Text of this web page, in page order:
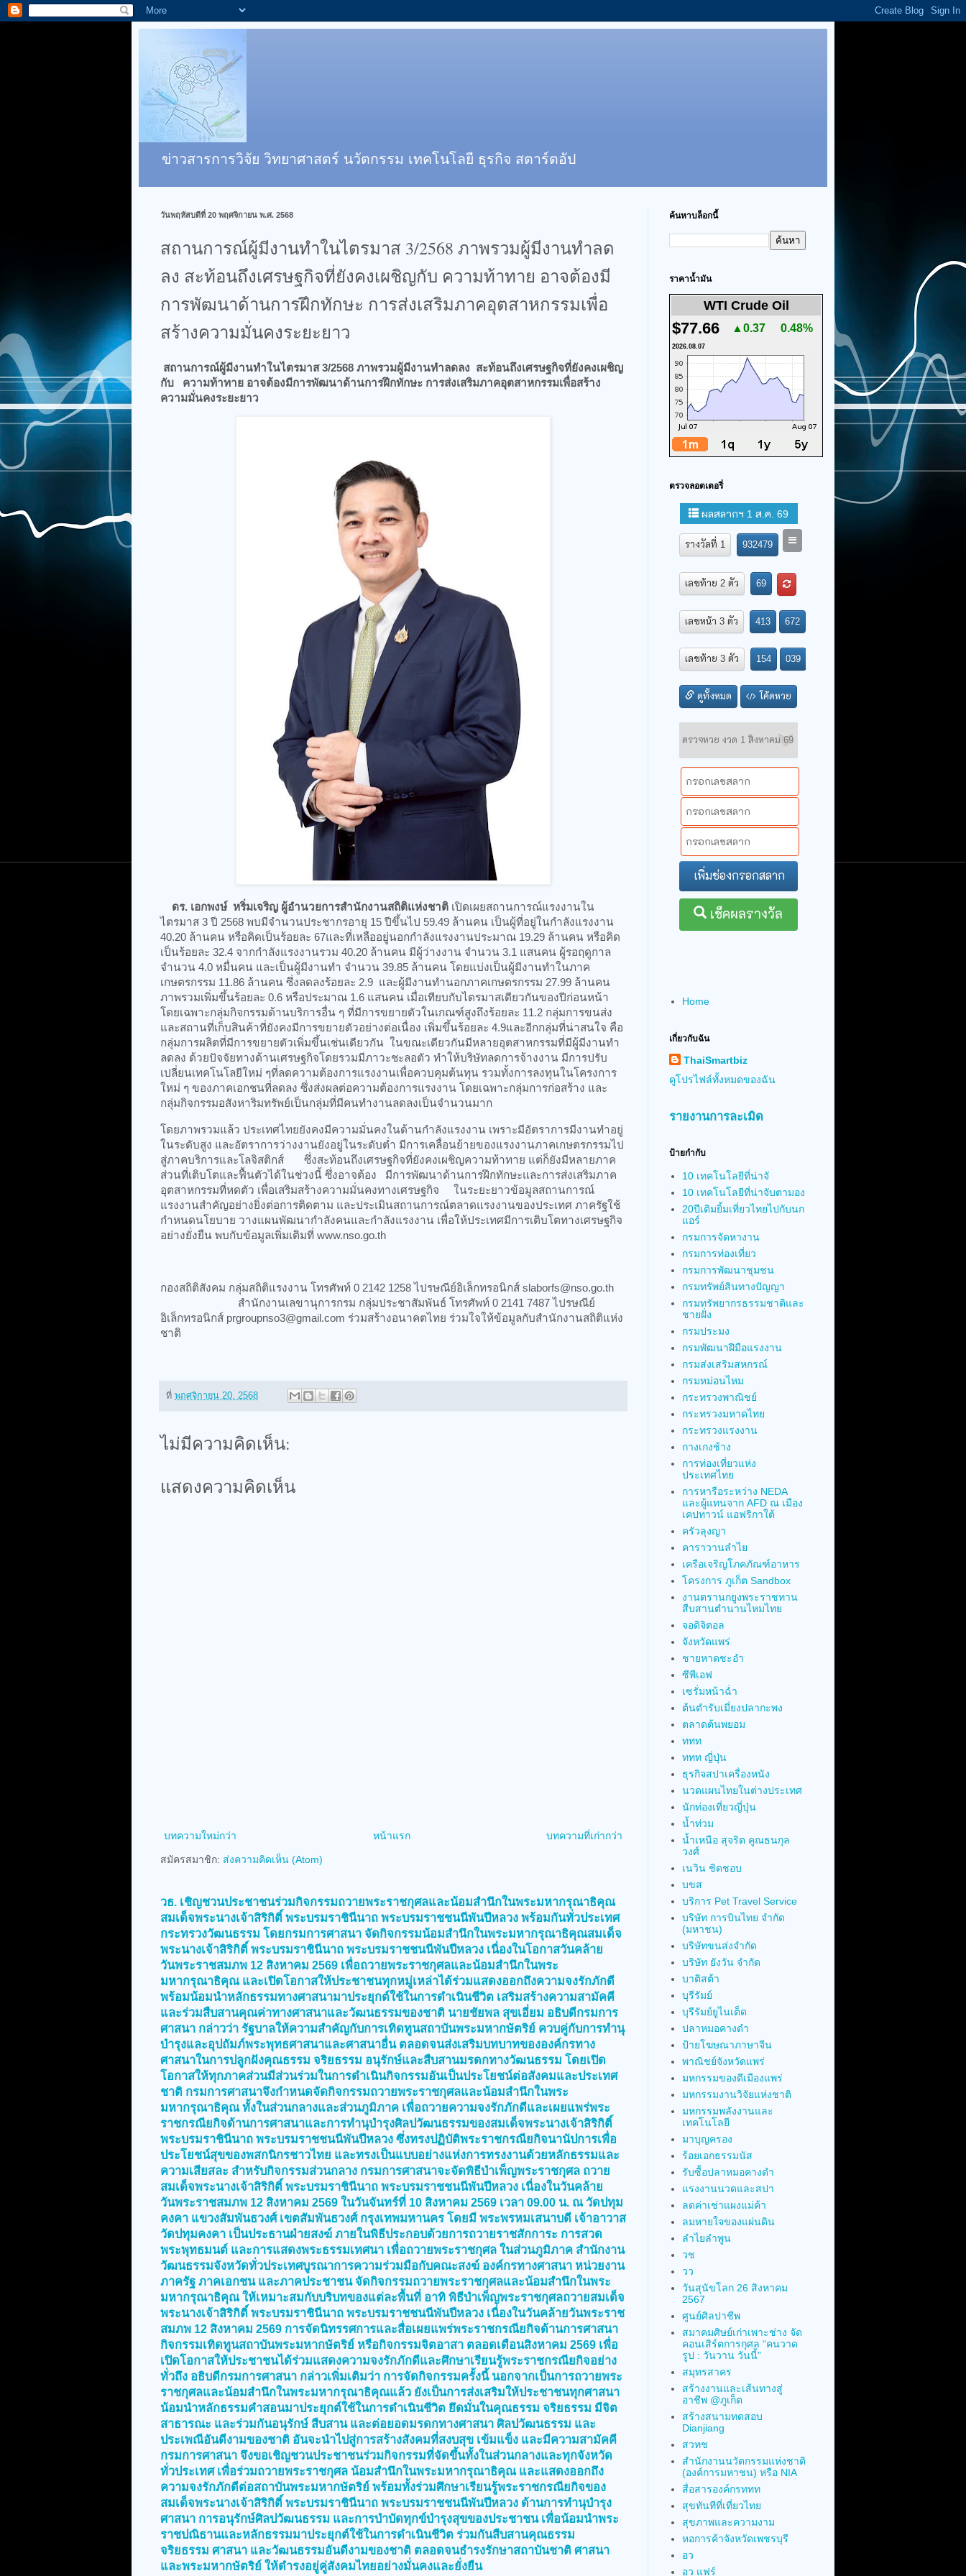
ข่าวสารการวิจัย วิทยาศาสตร์ นวัตกรรม เทคโนโลยี ธุรกิจ สตาร์ตอัป
วันพฤหัสบดีที่ 20 พฤศจิกายน พ.ศ. 2568
สถานการณ์ผู้มีงานทำในไตรมาส 3/2568 ภาพรวมผู้มีงานทำลด
ลง สะท้อนถึงเศรษฐกิจที่ยังคงเผชิญกับ ความท้าทาย อาจต้องมี
การพัฒนาด้านการฝึกทักษะ การส่งเสริมภาคอุตสาหกรรมเพื่อ
สร้างความมั่นคงระยะยาว
สถานการณ์ผู้มีงานทำในไตรมาส 3/2568 ภาพรวมผู้มีงานทำลดลง สะท้อนถึงเศรษฐกิจที่ยังคงเผชิญ
กับ ความท้าทาย อาจต้องมีการพัฒนาด้านการฝึกทักษะ การส่งเสริมภาคอุตสาหกรรมเพื่อสร้าง
ความมั่นคงระยะยาว
ดร. เอกพงษ์ หริ่มเจริญ ผู้อำนวยการสำนักงานสถิติแห่งชาติ เปิดเผยสถานการณ์แรงงานใน
ไตรมาส 3 ปี 2568 พบมีจำนวนประชากรอายุ 15 ปีขึ้นไป 59.49 ล้านคน เป็นผู้ที่อยู่ในกำลังแรงงาน
40.20 ล้านคน หรือคิดเป็นร้อยละ 67และที่เหลืออยู่นอกกำลังแรงงานประมาณ 19.29 ล้านคน หรือคิด
เป็นร้อยละ 32.4 จากกำลังแรงงานรวม 40.20 ล้านคน มีผู้ว่างงาน จำนวน 3.1 แสนคน ผู้รอฤดูกาล
จำนวน 4.0 หมื่นคน และเป็นผู้มีงานทำ จำนวน 39.85 ล้านคน โดยแบ่งเป็นผู้มีงานทำในภาค
เกษตรกรรม 11.86 ล้านคน ซึ่งลดลงร้อยละ 2.9 และผู้มีงานทำนอกภาคเกษตรกรรม 27.99 ล้านคน
ภาพรวมเพิ่มขึ้นร้อยละ 0.6 หรือประมาณ 1.6 แสนคน เมื่อเทียบกับไตรมาสเดียวกันของปีก่อนหน้า
โดยเฉพาะกลุ่มกิจกรรมด้านบริการอื่น ๆ ที่มีการขยายตัวในเกณฑ์สูงถึงร้อยละ 11.2 กลุ่มการขนส่ง
และสถานที่เก็บสินค้าที่ยังคงมีการขยายตัวอย่างต่อเนื่อง เพิ่มขึ้นร้อยละ 4.9และอีกกลุ่มที่น่าสนใจ คือ
กลุ่มการผลิตที่มีการขยายตัวเพิ่มขึ้นเช่นเดียวกัน ในขณะเดียวกันมีหลายอุตสาหกรรมที่มีผู้มีงานทำ
ลดลง ด้วยปัจจัยทางด้านเศรษฐกิจโดยรวมมีภาวะชะลอตัว ทำให้บริษัทลดการจ้างงาน มีการปรับ
เปลี่ยนเทคโนโลยีใหม่ ๆที่ลดความต้องการแรงงานเพื่อควบคุมต้นทุน รวมทั้งการลงทุนในโครงการ
ใหม่ ๆ ของภาคเอกชนที่ลดลง ซึ่งส่งผลต่อความต้องการแรงงาน โดยเฉพาะกลุ่มการก่อสร้าง และ
กลุ่มกิจกรรมอสังหาริมทรัพย์เป็นกลุ่มที่มีคนทำงานลดลงเป็นจำนวนมาก
โดยภาพรวมแล้ว ประเทศไทยยังคงมีความมั่นคงในด้านกำลังแรงงาน เพราะมีอัตราการมีงานทำอยู่
ในระดับสูง และอัตราการว่างงานยังอยู่ในระดับต่ำ มีการเคลื่อนย้ายของแรงงานภาคเกษตรกรรมไป
สู่ภาคบริการและโลจิสติกส์ ซึ่งสะท้อนถึงเศรษฐกิจที่ยังคงเผชิญความท้าทาย แต่ก็ยังมีหลายภาค
ส่วนที่เติบโตและฟื้นตัวได้ในช่วงนี้ ซึ่งอาจต้อง มีการพัฒนาด้านการฝึกทักษะและการส่งเสริมภาค
อุตสาหกรรมที่หดตัว เพื่อเสริมสร้างความมั่นคงทางเศรษฐกิจ ในระยะยาวข้อมูลสถานการณ์
แรงงานสำคัญอย่างยิ่งต่อการติดตาม และประเมินสถานการณ์ตลาดแรงงานของประเทศ ภาครัฐใช้
กำหนดนโยบาย วางแผนพัฒนากำลังคนและกำลังแรงงาน เพื่อให้ประเทศมีการเติบโตทางเศรษฐกิจ
อย่างยั่งยืน พบกับข้อมูลเพิ่มเติมที่ www.nso.go.th
กองสถิติสังคม กลุ่มสถิติแรงงาน โทรศัพท์ 0 2142 1258 ไปรษณีย์อิเล็กทรอนิกส์ slaborfs@nso.go.th
สำนักงานเลขานุการกรม กลุ่มประชาสัมพันธ์ โทรศัพท์ 0 2141 7487 ไปรษณีย์
อิเล็กทรอนิกส์ prgroupnso3@gmail.com ร่วมสร้างอนาคตไทย ร่วมใจให้ข้อมูลกับสำนักงานสถิติแห่ง
ชาติ
ที่ พฤศจิกายน 20, 2568
ไม่มีความคิดเห็น:
แสดงความคิดเห็น
บทความใหม่กว่า บทความที่เก่ากว่า
หน้าแรก
สมัครสมาชิก: ส่งความคิดเห็น (Atom)
วธ. เชิญชวนประชาชนร่วมกิจกรรมถวายพระราชกุศลและน้อมสำนึกในพระมหากรุณาธิคุณ
สมเด็จพระนางเจ้าสิริกิติ์ พระบรมราชินีนาถ พระบรมราชชนนีพันปีหลวง พร้อมกันทั่วประเทศ
กระทรวงวัฒนธรรม โดยกรมการศาสนา จัดกิจกรรมน้อมสำนึกในพระมหากรุณาธิคุณสมเด็จ
พระนางเจ้าสิริกิติ์ พระบรมราชินีนาถ พระบรมราชชนนีพันปีหลวง เนื่องในโอกาสวันคล้าย
วันพระราชสมภพ 12 สิงหาคม 2569 เพื่อถวายพระราชกุศลและน้อมสำนึกในพระ
มหากรุณาธิคุณ และเปิดโอกาสให้ประชาชนทุกหมู่เหล่าได้ร่วมแสดงออกถึงความจงรักภักดี
พร้อมน้อมนำหลักธรรมทางศาสนามาประยุกต์ใช้ในการดำเนินชีวิต เสริมสร้างความสามัคคี
และร่วมสืบสานคุณค่าทางศาสนาและวัฒนธรรมของชาติ นายชัยพล สุขเอี่ยม อธิบดีกรมการ
ศาสนา กล่าวว่า รัฐบาลให้ความสำคัญกับการเทิดทูนสถาบันพระมหากษัตริย์ ควบคู่กับการทำนุ
บำรุงและอุปถัมภ์พระพุทธศาสนาและศาสนาอื่น ตลอดจนส่งเสริมบทบาทขององค์กรทาง
ศาสนาในการปลูกฝังคุณธรรม จริยธรรม อนุรักษ์และสืบสานมรดกทางวัฒนธรรม โดยเปิด
โอกาสให้ทุกภาคส่วนมีส่วนร่วมในการดำเนินกิจกรรมอันเป็นประโยชน์ต่อสังคมและประเทศ
ชาติ กรมการศาสนาจึงกำหนดจัดกิจกรรมถวายพระราชกุศลและน้อมสำนึกในพระ
มหากรุณาธิคุณ ทั้งในส่วนกลางและส่วนภูมิภาค เพื่อถวายความจงรักภักดีและเผยแพร่พระ
ราชกรณียกิจด้านการศาสนาและการทำนุบำรุงศิลปวัฒนธรรมของสมเด็จพระนางเจ้าสิริกิติ์
พระบรมราชินีนาถ พระบรมราชชนนีพันปีหลวง ซึ่งทรงปฏิบัติพระราชกรณียกิจนานัปการเพื่อ
ประโยชน์สุขของพสกนิกรชาวไทย และทรงเป็นแบบอย่างแห่งการทรงงานด้วยหลักธรรมและ
ความเสียสละ สำหรับกิจกรรมส่วนกลาง กรมการศาสนาจะจัดพิธีบำเพ็ญพระราชกุศล ถวาย
สมเด็จพระนางเจ้าสิริกิติ์ พระบรมราชินีนาถ พระบรมราชชนนีพันปีหลวง เนื่องในวันคล้าย
วันพระราชสมภพ 12 สิงหาคม 2569 ในวันจันทร์ที่ 10 สิงหาคม 2569 เวลา 09.00 น. ณ วัดปทุม
คงคา แขวงสัมพันธวงศ์ เขตสัมพันธวงศ์ กรุงเทพมหานคร โดยมี พระพรหมเสนาบดี เจ้าอาวาส
วัดปทุมคงคา เป็นประธานฝ่ายสงฆ์ ภายในพิธีประกอบด้วยการถวายราชสักการะ การสวด
พระพุทธมนต์ และการแสดงพระธรรมเทศนา เพื่อถวายพระราชกุศล ในส่วนภูมิภาค สำนักงาน
วัฒนธรรมจังหวัดทั่วประเทศบูรณาการความร่วมมือกับคณะสงฆ์ องค์กรทางศาสนา หน่วยงาน
ภาครัฐ ภาคเอกชน และภาคประชาชน จัดกิจกรรมถวายพระราชกุศลและน้อมสำนึกในพระ
มหากรุณาธิคุณ ให้เหมาะสมกับบริบทของแต่ละพื้นที่ อาทิ พิธีบำเพ็ญพระราชกุศลถวายสมเด็จ
พระนางเจ้าสิริกิติ์ พระบรมราชินีนาถ พระบรมราชชนนีพันปีหลวง เนื่องในวันคล้ายวันพระราช
สมภพ 12 สิงหาคม 2569 การจัดนิทรรศการและสื่อเผยแพร่พระราชกรณียกิจด้านการศาสนา
กิจกรรมเทิดทูนสถาบันพระมหากษัตริย์ หรือกิจกรรมจิตอาสา ตลอดเดือนสิงหาคม 2569 เพื่อ
เปิดโอกาสให้ประชาชนได้ร่วมแสดงความจงรักภักดีและศึกษาเรียนรู้พระราชกรณียกิจอย่าง
ทั่วถึง อธิบดีกรมการศาสนา กล่าวเพิ่มเติมว่า การจัดกิจกรรมครั้งนี้ นอกจากเป็นการถวายพระ
ราชกุศลและน้อมสำนึกในพระมหากรุณาธิคุณแล้ว ยังเป็นการส่งเสริมให้ประชาชนทุกศาสนา
น้อมนำหลักธรรมคำสอนมาประยุกต์ใช้ในการดำเนินชีวิต ยึดมั่นในคุณธรรม จริยธรรม มีจิต
สาธารณะ และร่วมกันอนุรักษ์ สืบสาน และต่อยอดมรดกทางศาสนา ศิลปวัฒนธรรม และ
ประเพณีอันดีงามของชาติ อันจะนำไปสู่การสร้างสังคมที่สงบสุข เข้มแข็ง และมีความสามัคคี
กรมการศาสนา จึงขอเชิญชวนประชาชนร่วมกิจกรรมที่จัดขึ้นทั้งในส่วนกลางและทุกจังหวัด
ทั่วประเทศ เพื่อร่วมถวายพระราชกุศล น้อมสำนึกในพระมหากรุณาธิคุณ และแสดงออกถึง
ความจงรักภักดีต่อสถาบันพระมหากษัตริย์ พร้อมทั้งร่วมศึกษาเรียนรู้พระราชกรณียกิจของ
สมเด็จพระนางเจ้าสิริกิติ์ พระบรมราชินีนาถ พระบรมราชชนนีพันปีหลวง ด้านการทำนุบำรุง
ศาสนา การอนุรักษ์ศิลปวัฒนธรรม และการบำบัดทุกข์บำรุงสุขของประชาชน เพื่อน้อมนำพระ
ราชปณิธานและหลักธรรมมาประยุกต์ใช้ในการดำเนินชีวิต ร่วมกันสืบสานคุณธรรม
จริยธรรม ศาสนา และวัฒนธรรมอันดีงามของชาติ ตลอดจนธำรงรักษาสถาบันชาติ ศาสนา
และพระมหากษัตริย์ ให้ดำรงอยู่คู่สังคมไทยอย่างมั่นคงและยั่งยืน
ค้นหาบล็อกนี้
ราคาน้ำมัน
WTI Crude Oil
$77.66 ▲0.37 0.48%
2026.08.07
ตรวจลอตเตอรี่
Home
เกี่ยวกับฉัน
ThaiSmartbiz
ดูโปรไฟล์ทั้งหมดของฉัน
รายงานการละเมิด
ป้ายกำกับ
10 เทคโนโลยีที่น่าจั
10 เทคโนโลยีที่น่าจับตามอง
20ปีเติมยิ้มเที่ยวไทยไปกับนก
แอร์
กรมการจัดหางาน
กรมการท่องเที่ยว
กรมการพัฒนาชุมชน
กรมทรัพย์สินทางปัญญา
กรมทรัพยากรธรรมชาติและ
ชายฝั่ง
กรมประมง
กรมพัฒนาฝีมือแรงงาน
กรมส่งเสริมสหกรณ์
กรมหม่อนไหม
กระทรวงพาณิชย์
กระทรวงมหาดไทย
กระทรวงแรงงาน
กางเกงช้าง
การท่องเที่ยวแห่ง
ประเทศไทย
การหารือระหว่าง NEDA
และผู้แทนจาก AFD ณ เมือง
เคปทาวน์ แอฟริกาใต้
ครัวลุงญา
คาราวานลำไย
เครือเจริญโภคภัณฑ์อาหาร
โครงการ ภูเก็ต Sandbox
งานตรานกยูงพระราชทาน
สืบสานตำนานไหมไทย
จอดิจิตอล
จังหวัดแพร่
ชายหาดชะอำ
ซีพีเอฟ
เซรั่มหน้าฉ่ำ
ต้นตำรับเมี่ยงปลากะพง
ตลาดต้นพยอม
ททท
ททท ญี่ปุ่น
ธุรกิจสปาเครื่องหนัง
นวดแผนไทยในต่างประเทศ
นักท่องเที่ยวญี่ปุ่น
น้ำท่วม
น้ำเหนือ สุจริต คูณธนกุล
วงศ์
เนวิน ชิดชอบ
บขส
บริการ Pet Travel Service
บริษัท การบินไทย จำกัด
(มหาชน)
บริษัทขนส่งจำกัด
บริษัท ยังวัน จำกัด
บาติสต้า
บุรีรัมย์
บุรีรัมย์ยูไนเต็ด
ปลาหมอคางดำ
ป้ายโฆษณาภาษาจีน
พาณิชย์จังหวัดแพร่
มหกรรมของดีเมืองแพร่
มหกรรมงานวิจัยแห่งชาติ
มหกรรมพลังงานและ
เทคโนโลยี
มาบุญครอง
ร้อยเอกธรรมนัส
รับซื้อปลาหมอคางดำ
แรงงานนวดและสปา
ลดค่าเช่าแผงแม่ค้า
ลมหายใจของแผ่นดิน
ลำไยลำพูน
วช
วว
วันสุนัขโลก 26 สิงหาคม
2567
ศูนย์ศิลปาชีพ
สมาคมศิษย์เก่าเพาะช่าง จัด
คอนเสิร์ตการกุศล “คนวาด
รูป : วันวาน วันนี้”
สมุทรสาคร
สร้างงานและเส้นทางสู่
อาชีพ @ภูเก็ต
สร้างสนามทดสอบ
Dianjiang
สวทช
สำนักงานนวัตกรรมแห่งชาติ
(องค์การมหาชน) หรือ NIA
สื่อสารองค์กรททท
สุขทันทีที่เที่ยวไทย
สุขภาพและความงาม
หอการค้าจังหวัดเพชรบุรี
อว
อว แฟร์